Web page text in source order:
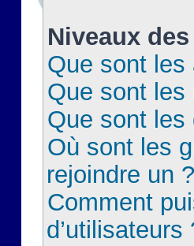
Niveaux
Que sont les
Que sont les
Que sont les
Où sont les
rejoindre un ?
Comment
d’utilisateurs